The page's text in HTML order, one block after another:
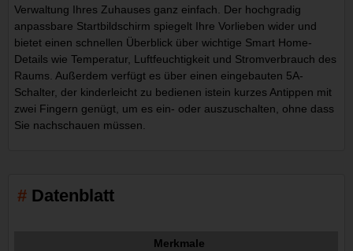
Verwaltung Ihres Zuhauses ganz einfach. Der hochgradig
anpassbare Startbildschirm spiegelt Ihre Vorlieben wider und
bietet einen schnellen Überblick über wichtige Smart Home-
Details wie Temperatur, Luftfeuchtigkeit und Stromverbrauch des
Raums. Außerdem verfügt es über einen eingebauten 5A-
Schalter, der kinderleicht zu bedienen istein kurzes Antippen mit
zwei Fingern genügt, um es ein- oder auszuschalten, ohne dass
Sie nachschauen müssen.
Datenblatt
Merkmale